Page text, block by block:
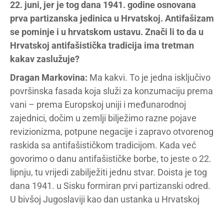
22. juni, jer je tog dana 1941. godine osnovana
prva partizanska jedinica u Hrvatskoj. Antifašizam
se pominje i u hrvatskom ustavu. Znači li to da u
Hrvatskoj antifašistička tradicija ima tretman
kakav zaslužuje?
Dragan Markovina: Ma kakvi. To je jedna isključivo
površinska fasada koja služi za konzumaciju prema
vani – prema Europskoj uniji i međunarodnoj
zajednici, dočim u zemlji bilježimo razne pojave
revizionizma, potpune negacije i zapravo otvorenog
raskida sa antifašističkom tradicijom. Kada već
govorimo o danu antifašističke borbe, to jeste o 22.
lipnju, tu vrijedi zabilježiti jednu stvar. Doista je tog
dana 1941. u Sisku formiran prvi partizanski odred.
U bivšoj Jugoslaviji kao dan ustanka u Hrvatskoj